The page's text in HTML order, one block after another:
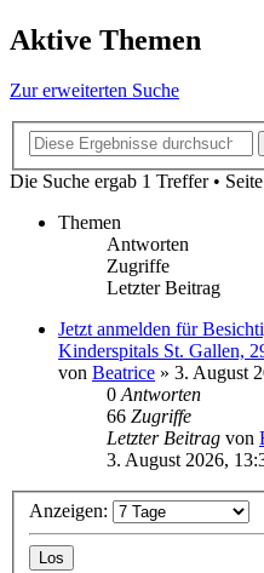
Aktive Themen
Zur erweiterten Suche
Die Suche ergab 1 Treffer • Seite
Themen
Antworten
Zugriffe
Letzter Beitrag
Jetzt anmelden für
Kinderspitals St. Gallen,
von Beatrice » 3. August
0 Antworten
66 Zugriffe
Letzter Beitrag von
3. August 2026,
Anzeigen: